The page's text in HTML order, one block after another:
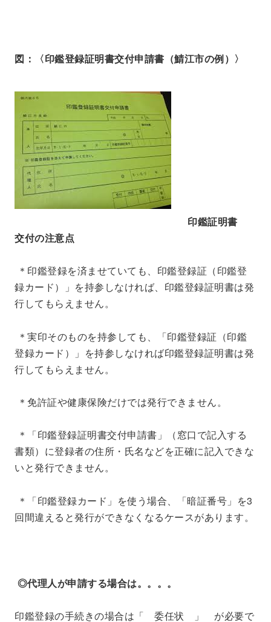
図：〈印鑑登録証明書交付申請書（鯖江市の例）〉
印鑑証明書
交付の注意点
＊印鑑登録を済ませていても、印鑑登録証（印鑑登
録カード）」を持参しなければ、印鑑登録証明書は発
行してもらえません。
＊実印そのものを持参しても、「印鑑登録証（印鑑
登録カード）」を持参しなければ印鑑登録証明書は発
行してもらえません。
＊免許証や健康保険だけでは発行できません。
＊「印鑑登録証明書交付申請書」（窓口で記入する
書類）に登録者の住所・氏名などを正確に記入できな
いと発行できません。
＊「印鑑登録カード」を使う場合、「暗証番号」を3
回間違えると発行ができなくなるケースがあります。
◎代理人が申請する場合は。。。。
印鑑登録の手続きの場合は「 委任状 」 が必要で